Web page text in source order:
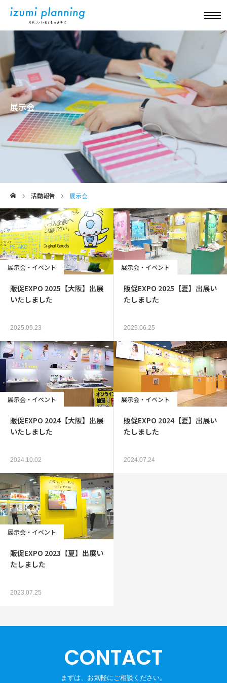
展示会
活動報告 展示会
展示会・イベント
販促EXPO 2025【大阪】出展
いたしました
2025.09.23
展示会・イベント
販促EXPO 2025【夏】出展い
たしました
2025.06.25
展示会・イベント
販促EXPO 2024【大阪】出展
いたしました
2024.10.02
展示会・イベント
販促EXPO 2024【夏】出展い
たしました
2024.07.24
展示会・イベント
販促EXPO 2023【夏】出展い
たしました
2023.07.25
CONTACT
新着情報
事業内容
実績紹介
アイテム紹介
企業情報
採用情報
お問い合わせ